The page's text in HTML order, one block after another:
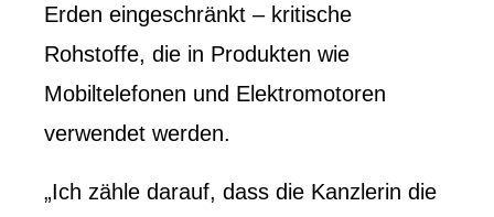
Erden eingeschränkt – kritische
Rohstoffe, die in Produkten wie
Mobiltelefonen und Elektromotoren
verwendet werden.
„Ich zähle darauf, dass die Kanzlerin die